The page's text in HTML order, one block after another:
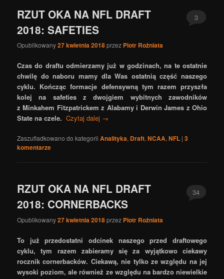
RZUT OKA NA NFL DRAFT
2018: SAFETIES
Opublikowany27 kwietnia 2018przez Piotr Rożniata
3
Czas do draftu odmierzamy już w godzinach, na te ostatnie
chwilę do naboru mamy dla Was ostatnią część naszego
cyklu. Kończąc formacje defensywną tym razem przyszła
kolej na safeties z dwojgiem wybitnych zawodników
z Minkahem Fitzpatrickem z Alabamy i Derwin James z Ohio
State na czele. Czytaj dalej →
Zaszufladkowano do kategorii Analityka, Draft,NCAA,NFL |3
komentarze
RZUT OKA NA NFL DRAFT
2018: CORNERBACKS
Opublikowany27 kwietnia 2018przez Piotr Rożniata
34
To już przedostatni odcinek naszego przed draftowego
cyklu, tym razem zabieramy się za wyjątkowo ciekawy
rocznik cornerbacków. Ciekawą, nie tylko ze względu na jej
wysoki poziom, ale również ze względu na bardzo niewielkie